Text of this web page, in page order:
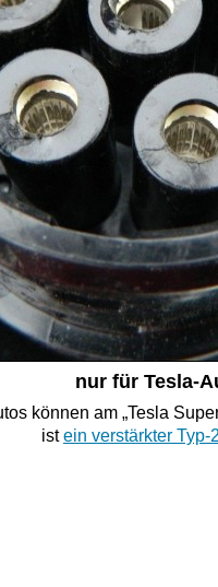
nur für Tesla-
können am „Tesla
istein verstärkter Typ-